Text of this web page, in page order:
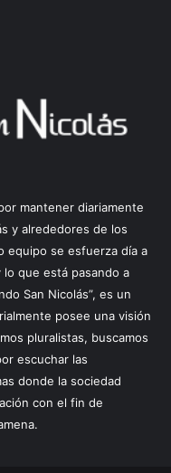
mantener diariamente
y alrededores de los
equipo se esfuerza día a
que está pasando a
San Nicolás”, es un
posee una visión
pluralistas, buscamos
escuchar las
donde la sociedad
con el fin de